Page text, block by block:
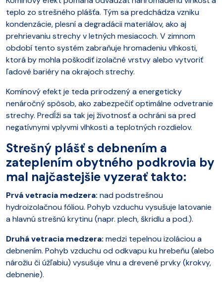
teplo zo strešného plášťa. Tým sa predchádza vzniku
kondenzácie, plesní a degradácii materiálov, ako aj
prehrievaniu strechy v letných mesiacoch. V zimnom
období tento systém zabraňuje hromadeniu vlhkosti,
ktorá by mohla poškodiť izolačné vrstvy alebo vytvoriť
ľadové bariéry na okrajoch strechy.
Komínový efekt je teda prirodzený a energeticky
nenáročný spôsob, ako zabezpečiť optimálne odvetranie
strechy. Predĺži sa tak jej životnosť a ochráni sa pred
negatívnymi vplyvmi vlhkosti a teplotných rozdielov.
Strešný plášť s debnením a
zateplením obytného podkrovia by
mal najčastejšie vyzerať takto:
Prvá vetracia medzera: nad podstrešnou
hydroizolačnou fóliou. Pohyb vzduchu vysušuje latovanie
a hlavnú strešnú krytinu (napr. plech, škridlu a pod.).
Druhá vetracia medzera: medzi tepelnou izoláciou a
debnením. Pohyb vzduchu od odkvapu ku hrebeňu (alebo
nárožiu či úžľabiu) vysušuje vlnu a drevené prvky (krokvy,
debnenie).